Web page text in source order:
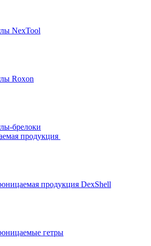
NexTool
Roxon
брелоки
продукция
продукция DexShell
гетры